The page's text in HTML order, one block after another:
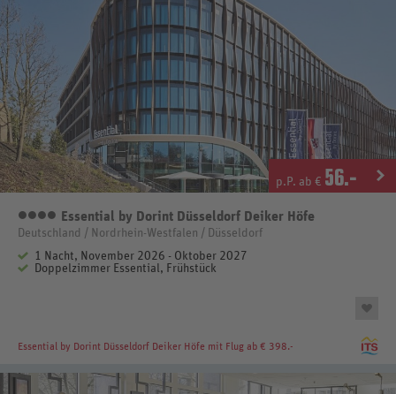
p.P. ab € 56.-
4 Sterne
Essential by Dorint Düsseldorf Deiker Höfe
Deutschland / Nordrhein-Westfalen / Düsseldorf
1 Nacht, November 2026 - Oktober 2027
Doppelzimmer Essential, Frühstück
Essential by Dorint Düsseldorf Deiker Höfe mit Flug ab € 398.-